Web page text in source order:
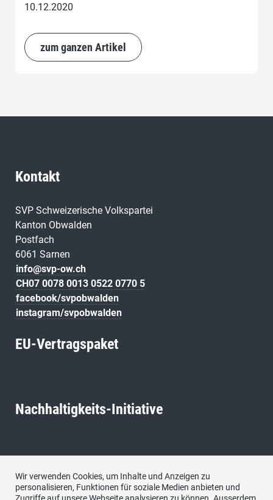
10.12.2020
zum ganzen Artikel
Kontakt
SVP Schweizerische Volkspartei
Kanton Obwalden
Postfach
6061 Sarnen
info@svp-ow.ch
CH07 0078 0013 0522 0770 5
facebook/svpobwalden
instagram/svpobwalden
EU-Vertragspaket
Nachhaltigkeits-Initiative
Neutralitäts-Initiative
Wir verwenden Cookies, um Inhalte und Anzeigen zu
personalisieren, Funktionen für soziale Medien anbieten und